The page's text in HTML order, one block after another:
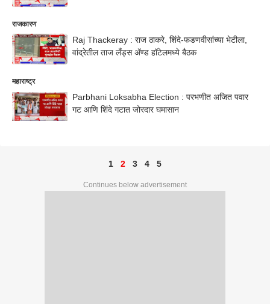
राजकारण
Raj Thackeray : राज ठाकरे, शिंदे-फडणवीसांच्या भेटीला,
वांद्रेतील ताज लँड्स अ‍ॅण्ड हॉटेलमध्ये बैठक
महाराष्ट्र
Parbhani Loksabha Election : परभणीत अजित पवार
गट आणि शिंदे गटात जोरदार घमासान
1 2 3 4 5
Continues below advertisement